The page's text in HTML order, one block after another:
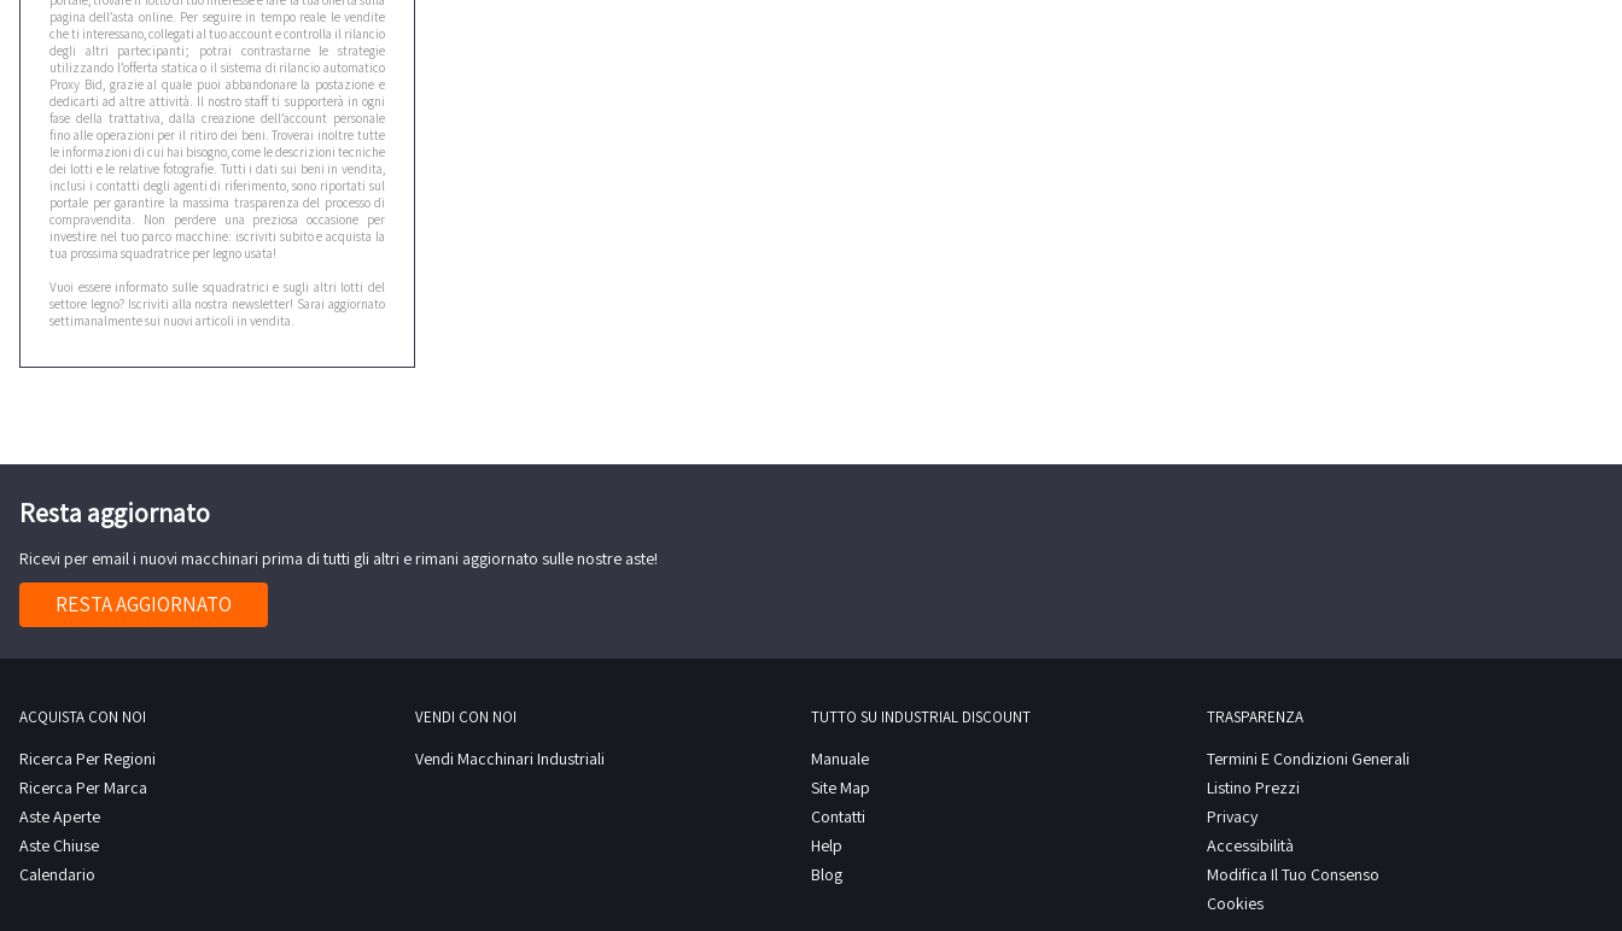
pagina dell’asta online. Per seguire in tempo reale le vendite
che ti interessano, collegati al tuo account e controlla il rilancio
degli altri partecipanti; potrai contrastarne le strategie
utilizzando l’offerta statica o il sistema di rilancio automatico
Proxy Bid, grazie al quale puoi abbandonare la postazione e
dedicarti ad altre attività. Il nostro staff ti supporterà in ogni
fase della trattativa, dalla creazione dell’account personale
fino alle operazioni per il ritiro dei beni. Troverai inoltre tutte
le informazioni di cui hai bisogno, come le descrizioni tecniche
dei lotti e le relative fotografie. Tutti i dati sui beni in vendita,
inclusi i contatti degli agenti di riferimento, sono riportati sul
portale per garantire la massima trasparenza del processo di
compravendita. Non perdere una preziosa occasione per
investire nel tuo parco macchine: iscriviti subito e acquista la
tua prossima squadratrice per legno usata!
Vuoi essere informato sulle squadratrici e sugli altri lotti del
settore legno? Iscriviti alla nostra newsletter! Sarai aggiornato
settimanalmente sui nuovi articoli in vendita.
Resta aggiornato
Ricevi per email i nuovi macchinari prima di tutti gli altri e rimani aggiornato sulle nostre aste!
RESTA AGGIORNATO
ACQUISTA CON NOI
Ricerca Per Regioni
Ricerca Per Marca
Aste Aperte
Aste Chiuse
Calendario
VENDI CON NOI
Vendi Macchinari Industriali
TUTTO SU INDUSTRIAL DISCOUNT
Manuale
Site Map
Contatti
Help
Blog
TRASPARENZA
Termini E Condizioni Generali
Listino Prezzi
Privacy
Accessibilità
Modifica Il Tuo Consenso
Cookies